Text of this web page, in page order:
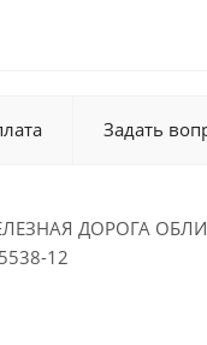
Задать
ДОРОГА
12